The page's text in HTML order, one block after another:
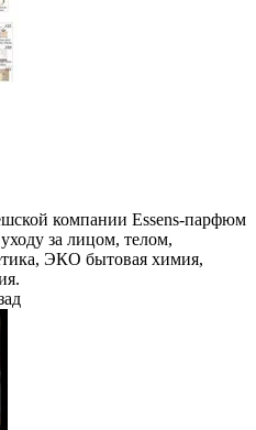
компании Essens-парфюм
за лицом, телом,
ЭКО бытовая химия,